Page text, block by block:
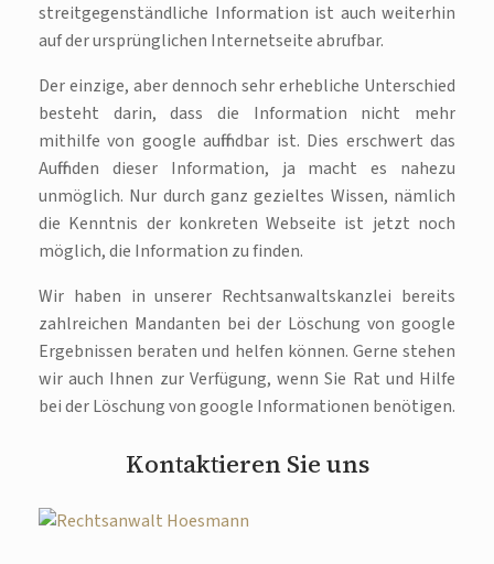
streitgegenständliche Information ist auch weiterhin
auf der ursprünglichen Internetseite abrufbar.
Der einzige, aber dennoch sehr erhebliche Unterschied
besteht darin, dass die Information nicht mehr
mithilfe von google auffindbar ist. Dies erschwert das
Auffinden dieser Information, ja macht es nahezu
unmöglich. Nur durch ganz gezieltes Wissen, nämlich
die Kenntnis der konkreten Webseite ist jetzt noch
möglich, die Information zu finden.
Wir haben in unserer Rechtsanwaltskanzlei bereits
zahlreichen Mandanten bei der Löschung von google
Ergebnissen beraten und helfen können. Gerne stehen
wir auch Ihnen zur Verfügung, wenn Sie Rat und Hilfe
bei der Löschung von google Informationen benötigen.
Kontaktieren Sie uns